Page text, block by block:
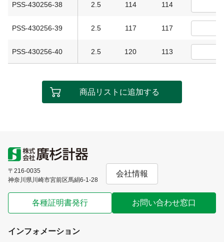
PSS-430256-38 2.5 114 114
PSS-430256-39 2.5 117 117
PSS-430256-40 2.5 120 113
商品リストに追加する
〒216-0035
神奈川県川崎市宮前区馬絹6-1-28
会社情報
各種証明書発行 お問い合わせ窓口
インフォメーション